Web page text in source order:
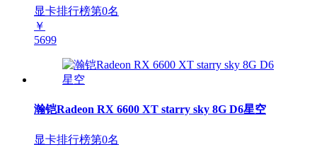
显卡排行榜第0名
￥
5699
瀚铠Radeon RX 6600 XT starry sky 8G D6星空
显卡排行榜第0名